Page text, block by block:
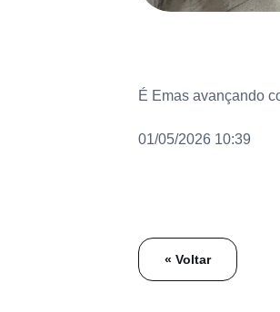
É Emas avançando
01/05/2026 10:39
« Voltar